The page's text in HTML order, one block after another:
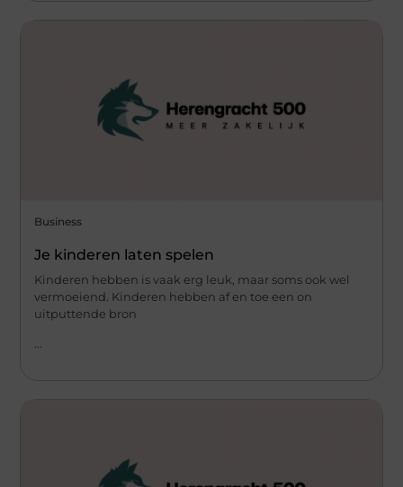
Business
Je kinderen laten spelen
Kinderen hebben is vaak erg leuk, maar soms ook wel
vermoeiend. Kinderen hebben af en toe een on
uitputtende bron
...